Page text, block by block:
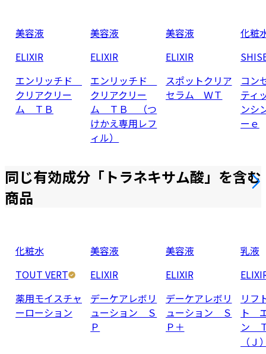
美容液
ELIXIR
エンリッチド
クリアクリー
ム ＴＢ
美容液
ELIXIR
エンリッチド
クリアクリー
ム ＴＢ （つ
けかえ専用レフ
ィル）
美容液
ELIXIR
スポットクリア
セラム ＷＴ
化粧
コン
ティ
ンシ
ーｅ
同じ有効成分「 トラネキサム酸」を含む
商品
化粧水
TOUT VERT
薬用モイスチャ
ーローション
美容液
ELIXIR
デーケアレボリ
ューション Ｓ
Ｐ
美容液
ELIXIR
デーケアレボリ
ューション Ｓ
Ｐ＋
乳液
リフ
ト
ン
（Ｊ